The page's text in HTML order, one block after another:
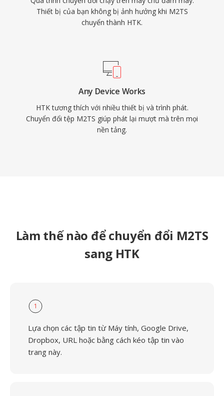
Thiết bị của bạn không bị ảnh hưởng khi M2TS
chuyển thành HTK.
Any Device Works
HTK tương thích với nhiều thiết bị và trình phát.
Chuyển đổi tệp M2TS giúp phát lại mượt mà trên mọi
nền tảng.
Làm thế nào để chuyển đổi M2TS
sang HTK
1
Lựa chọn các tập tin từ Máy tính, Google Drive,
Dropbox, URL hoặc bằng cách kéo tập tin vào
trang này.